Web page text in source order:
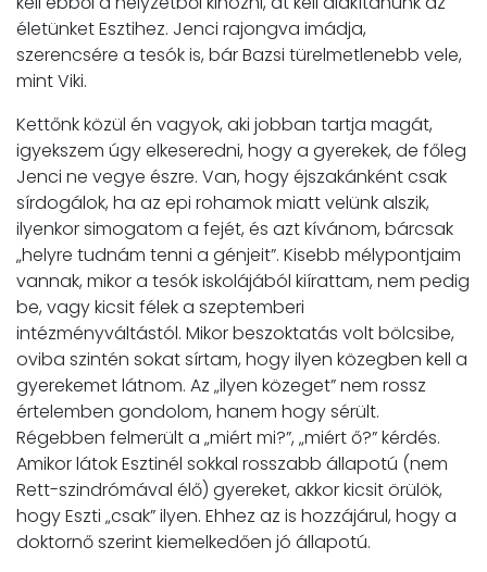
életünket Esztihez. Jenci rajongva imádja,
szerencsére a tesók is, bár Bazsi türelmetlenebb vele,
mint Viki.
Kettőnk közül én vagyok, aki jobban tartja magát,
igyekszem úgy elkeseredni, hogy a gyerekek, de főleg
Jenci ne vegye észre. Van, hogy éjszakánként csak
sírdogálok, ha az epi rohamok miatt velünk alszik,
ilyenkor simogatom a fejét, és azt kívánom, bárcsak
„helyre tudnám tenni a génjeit”. Kisebb mélypontjaim
vannak, mikor a tesók iskolájából kiírattam, nem pedig
be, vagy kicsit félek a szeptemberi
intézményváltástól. Mikor beszoktatás volt bölcsibe,
oviba szintén sokat sírtam, hogy ilyen közegben kell a
gyerekemet látnom. Az „ilyen közeget” nem rossz
értelemben gondolom, hanem hogy sérült.
Régebben felmerült a „miért mi?”, „miért ő?” kérdés.
Amikor látok Esztinél sokkal rosszabb állapotú (nem
Rett-szindrómával élő) gyereket, akkor kicsit örülök,
hogy Eszti „csak” ilyen. Ehhez az is hozzájárul, hogy a
doktornő szerint kiemelkedően jó állapotú.